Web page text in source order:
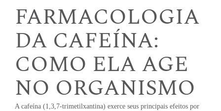
FARMACOLOGIA
DA CAFEÍNA:
COMO ELA AGE
NO ORGANISMO
A cafeína (1,3,7-trimetilxantina) exerce seus principais efeitos por